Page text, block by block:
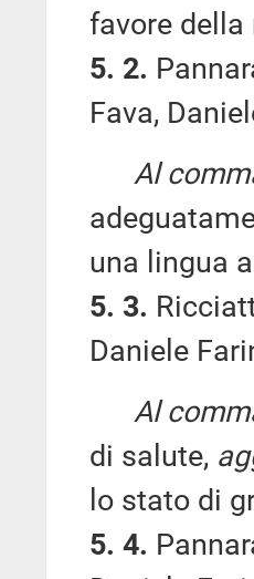
favore
5. 2.
Fava,
Al
una lingua
5. 3.
Daniele
Al
di salute,
lo stato di
5. 4.